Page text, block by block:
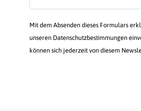
Mit dem Absenden dieses Formulars
unseren Datenschutzbestimmungen
können sich jederzeit von diesem